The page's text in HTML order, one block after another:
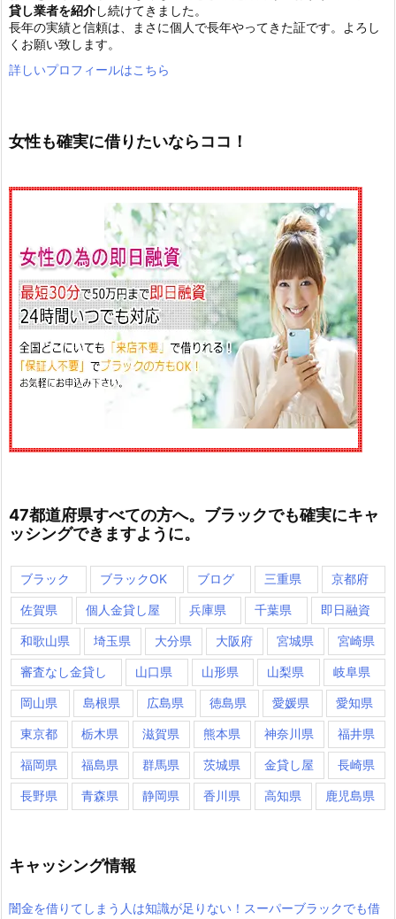
貸し業者を紹介し続けてきました。
長年の実績と信頼は、まさに個人で長年やってきた証です。よろし
くお願い致します。
詳しいプロフィールはこちら
女性も確実に借りたいならココ！
47都道府県すべての方へ。ブラックでも確実にキャ
ッシングできますように。
ブラック ブラックOK ブログ 三重県 京都府
佐賀県 個人金貸し屋 兵庫県 千葉県 即日融資
和歌山県 埼玉県 大分県 大阪府 宮城県 宮崎県
審査なし金貸し 山口県 山形県 山梨県 岐阜県
岡山県 島根県 広島県 徳島県 愛媛県 愛知県
東京都 栃木県 滋賀県 熊本県 神奈川県 福井県
福岡県 福島県 群馬県 茨城県 金貸し屋 長崎県
長野県 青森県 静岡県 香川県 高知県 鹿児島県
キャッシング情報
闇金を借りてしまう人は知識が足りない！スーパーブラックでも借